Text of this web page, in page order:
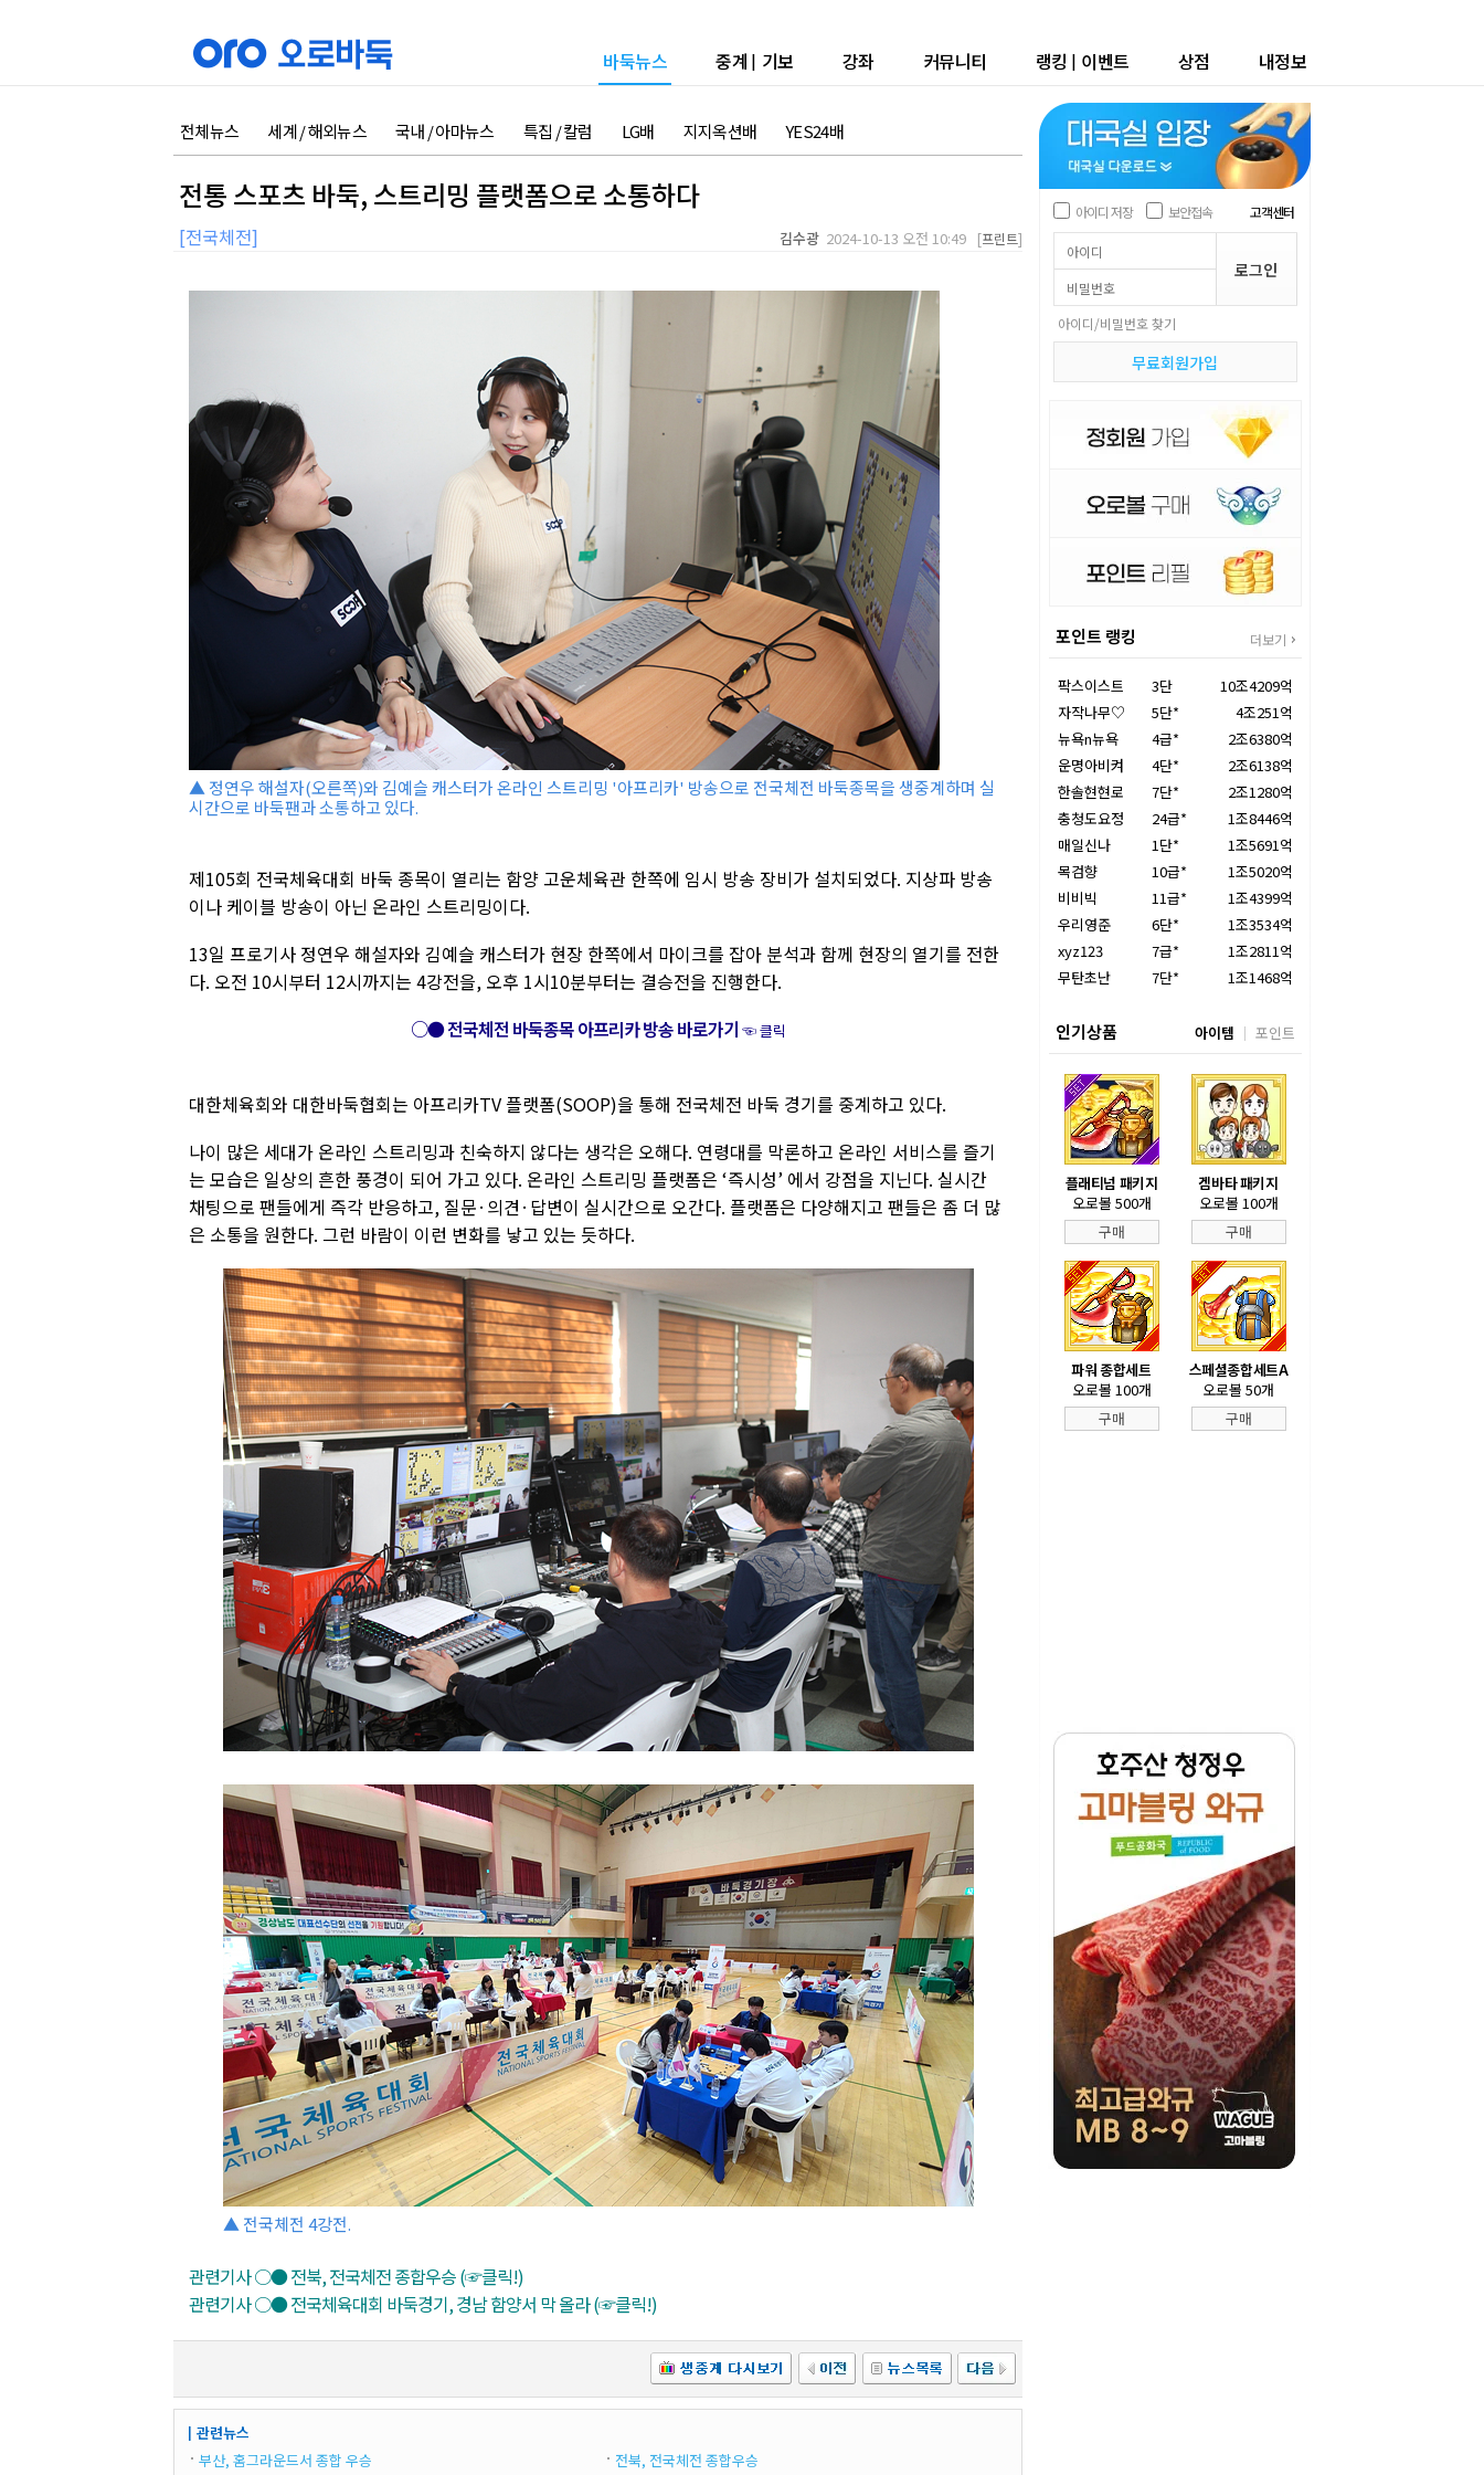
바둑뉴스 중계 | 기보 강좌 커뮤니티 랭킹 | 이벤트 상점 내정보
전체뉴스 세계 / 해외뉴스 국내 / 아마뉴스 특집 / 칼럼 LG배 지지옥션배 YES24배
전통 스포츠 바둑, 스트리밍 플랫폼으로 소통하다
[전국체전] 김수광 2024-10-13 오전 10:49 [프린트]
▲ 정연우 해설자(오른쪽)와 김예슬 캐스터가 온라인 스트리밍 '아프리카' 방송으로 전국체전 바둑종목을 생중계하며 실
시간으로 바둑팬과 소통하고 있다.
제105회 전국체육대회 바둑 종목이 열리는 함양 고운체육관 한쪽에 임시 방송 장비가 설치되었다. 지상파 방송
이나 케이블 방송이 아닌 온라인 스트리밍이다.
13일 프로기사 정연우 해설자와 김예슬 캐스터가 현장 한쪽에서 마이크를 잡아 분석과 함께 현장의 열기를 전한
다. 오전 10시부터 12시까지는 4강전을, 오후 1시10분부터는 결승전을 진행한다.
○● 전국체전 바둑종목 아프리카 방송 바로가기 ☜ 클릭
대한체육회와 대한바둑협회는 아프리카TV 플랫폼(SOOP)을 통해 전국체전 바둑 경기를 중계하고 있다.
나이 많은 세대가 온라인 스트리밍과 친숙하지 않다는 생각은 오해다. 연령대를 막론하고 온라인 서비스를 즐기
는 모습은 일상의 흔한 풍경이 되어 가고 있다. 온라인 스트리밍 플랫폼은 ‘즉시성’ 에서 강점을 지닌다. 실시간
채팅으로 팬들에게 즉각 반응하고, 질문·의견·답변이 실시간으로 오간다. 플랫폼은 다양해지고 팬들은 좀 더 많
은 소통을 원한다. 그런 바람이 이런 변화를 낳고 있는 듯하다.
▲ 전국체전 4강전.
관련기사 ○● 전북, 전국체전 종합우승 (☞클릭!)
관련기사 ○● 전국체육대회 바둑경기, 경남 함양서 막 올라 (☞클릭!)
┃관련뉴스
부산, 홈그라운드서 종합 우승
전북, 전국체전 종합우승
아이디 저장 보안접속 고객센터
아이디/비밀번호 찾기
무료회원가입
포인트 랭킹 더보기
팍스이스트 3단
10조4209억
자작나무♡
5단*
4조251억
뉴욕n뉴욕
4급*
2조6380억
운명아비켜
4단*
2조6138억
한솔현현로
7단*
2조1280억
충청도요정
24급*
1조8446억
매일신나
1단*
1조5691억
목검향
10급*
1조5020억
비비빅
11급*
1조4399억
우리영준
6단*
1조3534억
xyz123
7급*
1조2811억
무탄초난
7단* 1조1468억
인기상품 아이템 포인트
플래티넘 패키지
오로볼 500개
구매
겜바타 패키지
오로볼 100개
구매
파워 종합세트
오로볼 100개
구매
스페셜종합세트A
오로볼 50개
구매